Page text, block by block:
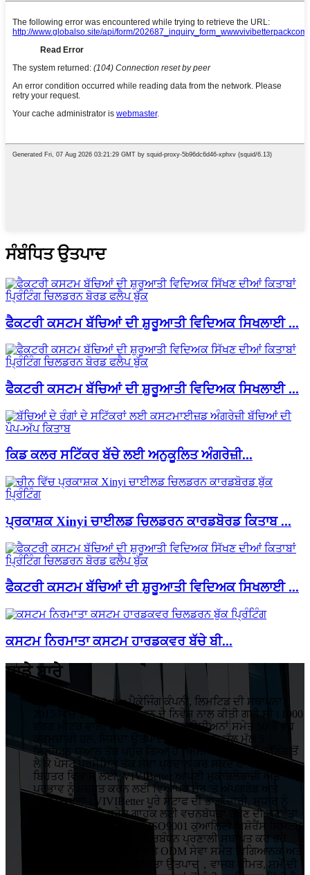
ਸੰਬੰਧਿਤ ਉਤਪਾਦ
ਫੈਕਟਰੀ ਕਸਟਮ ਬੱਚਿਆਂ ਦੀ ਸ਼ੁਰੂਆਤੀ ਵਿਦਿਅਕ ਸਿਖਲਾਈ ...
ਫੈਕਟਰੀ ਕਸਟਮ ਬੱਚਿਆਂ ਦੀ ਸ਼ੁਰੂਆਤੀ ਵਿਦਿਅਕ ਸਿਖਲਾਈ ...
ਕਿਡ ਕਲਰ ਸਟਿੱਕਰ ਬੱਚੇ ਲਈ ਅਨੁਕੂਲਿਤ ਅੰਗਰੇਜ਼ੀ...
ਪ੍ਰਕਾਸ਼ਕ Xinyi ਚਾਈਲਡ ਚਿਲਡਰਨ ਕਾਰਡਬੋਰਡ ਕਿਤਾਬ ...
ਫੈਕਟਰੀ ਕਸਟਮ ਬੱਚਿਆਂ ਦੀ ਸ਼ੁਰੂਆਤੀ ਵਿਦਿਅਕ ਸਿਖਲਾਈ ...
ਕਸਟਮ ਨਿਰਮਾਤਾ ਕਸਟਮ ਹਾਰਡਕਵਰ ਬੱਚੇ ਬੀ...
ਸਾਡੇ ਬਾਰੇ
HuiZhou VIVIBetter ਪੈਕੇਜਿੰਗ ਕੰਪਨੀ, ਲਿਮਟਿਡ ਦੀ ਸਥਾਪਨਾ
2015 ਵਿੱਚ 1 ਮਿਲੀਅਨ ਯੂਆਨ ਦੇ ਨਿਵੇਸ਼ ਨਾਲ ਕੀਤੀ ਗਈ ਸੀ।1000
ਵਰਗ ਮੀਟਰ ਵਾਲੀ ਫੈਕਟਰੀ ਵਿੱਚ 5 ਤਕਨੀਸ਼ੀਅਨਾਂ ਸਮੇਤ 50 ਤੋਂ ਵੱਧ
ਕਰਮਚਾਰੀ ਹਨ, ਜਿਸਦਾ ਉਤਪਾਦਨ ਦਾ ਸਾਲਾਨਾ ਕੁੱਲ ਮੁੱਲ 5
ਮਿਲੀਅਨ ਯੂਆਨ ਤੱਕ ਪਹੁੰਚ ਗਿਆ ਹੈ।ਅਸੀਂ ਡਿਜ਼ਾਈਨ, ਪ੍ਰਿੰਟਿੰਗ ਤੋਂ
ਲੈ ਕੇ ਪੋਸਟ ਪ੍ਰੋਸੈਸਿੰਗ ਤੱਕ ਸੇਵਾ ਪ੍ਰਦਾਨ ਕਰ ਸਕਦੇ ਹਾਂ।
ਬਿਹਤਰ ਵਿਕਾਸ ਲਈ, VIVIBetter ਆਪਣੀ ਮੁਕਾਬਲੇਬਾਜ਼ੀ ਅਤੇ
ਪ੍ਰਭਾਵ ਨੂੰ ਮਜ਼ਬੂਤ ​​ਕਰਨ ਲਈ ਵਿਆਪਕ ਤੌਰ 'ਤੇ ਅੱਪਗ੍ਰੇਡ ਅਤੇ
ਸੁਧਾਰ ਕਰੇਗਾ।VIVIBetter ਪੂਰੇ ਸਟਾਫ ਦੀ ਭਾਗੀਦਾਰੀ, ਸੁਧਾਰ ਨੂੰ
ਕਾਇਮ ਰੱਖਣ ਅਤੇ ਹਰੇਕ ਗਾਹਕ ਲਈ ਵਚਨਬੱਧਤਾ ਰੱਖਣ ਦੀ ਗੁਣਵੱਤਾ
ਨੀਤੀ 'ਤੇ ਜ਼ੋਰ ਦਿੰਦਾ ਹੈ।ਅਸੀਂ ISO9001 ਕੁਆਲਿਟੀ ਅਸ਼ੋਰੈਂਸ ਸਿਸਟਮ
ਅਤੇ ISO14001 ਵਾਤਾਵਰਣ ਪ੍ਰਬੰਧਨ ਪ੍ਰਣਾਲੀ ਸਥਾਪਤ ਕਰ ਰਹੇ
ਹਾਂ।VIVIBetter ਨੇ OEM ਅਤੇ ODM ਸੇਵਾ ਸਮੇਤ ਵਿਗਿਆਨਕ ਅਤੇ
ਪ੍ਰਭਾਵੀ ਪ੍ਰਬੰਧਨ, ਉੱਚ ਗੁਣਵੱਤਾ ਉਤਪਾਦ，ਵਾਜਬ ਕੀਮਤ, ਸਮੇਂ ਦੀ